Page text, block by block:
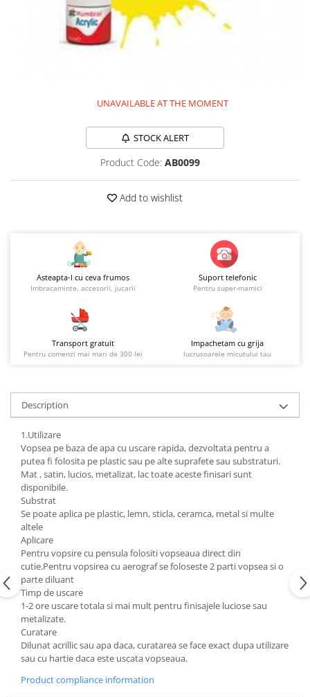
Jucarii si jocuri exterior
Machete auto Diecast
Masinute Radiocomanda
Biciclete fara pedale
Role, patine cu rotile
Organizatoare
UNAVAILABLE AT THE MOMENT
STOCK ALERT
Product Code: AB0099
Add to wishlist
Asteapta-l cu ceva frumos
Imbracaminte, accesorii, jucarii
Suport telefonic
Pentru super-mamici
Transport gratuit
Pentru comenzi mai mari de 300 lei
Impachetam cu grija
lucrusoarele micutului tau
Description
1.Utilizare
Vopsea pe baza de apa cu uscare rapida, dezvoltata pentru a
putea fi folosita pe plastic sau pe alte suprafete sau substraturi.
Mat , satin, lucios, metalizat, lac toate aceste finisari sunt
disponibile.
Substrat
Se poate aplica pe plastic, lemn, sticla, ceramca, metal si multe
altele
Aplicare
Pentru vopsire cu pensula folositi vopseaua direct din
cutie.Pentru vopsirea cu aerograf se foloseste 2 parti vopsea si o
parte diluant
Timp de uscare
1-2 ore uscare totala si mai mult pentru finisajele luciose sau
metalizate.
Curatare
Dilunat acrillic sau apa daca, curatarea se face exact dupa utilizare
sau cu hartie daca este uscata vopseaua.
Product compliance information